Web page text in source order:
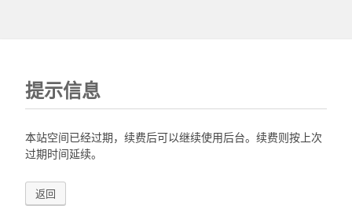
提示信息
本站空间已经过期，续费后可以继续使用后台。续费则按上次
过期时间延续。
返回